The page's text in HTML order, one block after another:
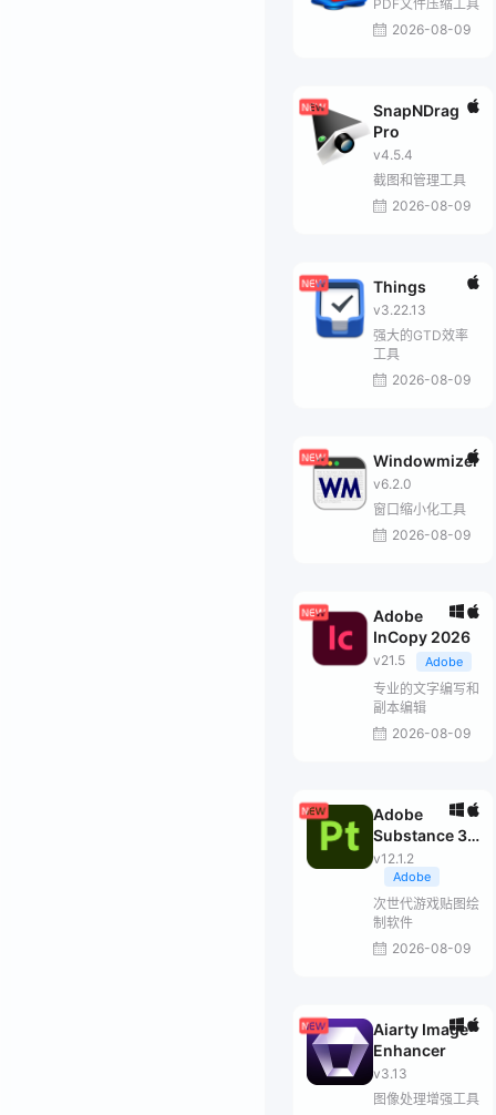
PDF文件压缩工具
2026-08-09
SnapNDrag
Pro
v4.5.4
截图和管理工具
2026-08-09
Things
v3.22.13
强大的GTD效率
工具
2026-08-09
Windowmizer
v6.2.0
窗口缩小化工具
2026-08-09
Adobe
InCopy 2026
v21.5 Adobe
专业的文字编写和
副本编辑
2026-08-09
Adobe
Substance 3D
Painter
v12.1.2
Adobe
次世代游戏贴图绘
制软件
2026-08-09
Aiarty Image
Enhancer
v3.13
图像处理增强工具